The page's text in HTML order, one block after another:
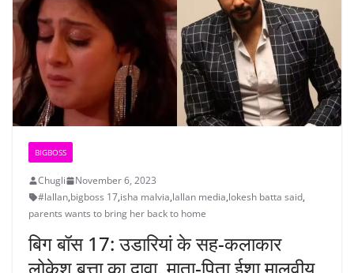
BIGBOSS
Chugli
November 6, 2023
#lallan,bigboss 17,isha malvia,lallan media,lokesh batta said,
parents wants to bring her back to home
बिग बॉस 17: उडारियां के सह-कलाकार